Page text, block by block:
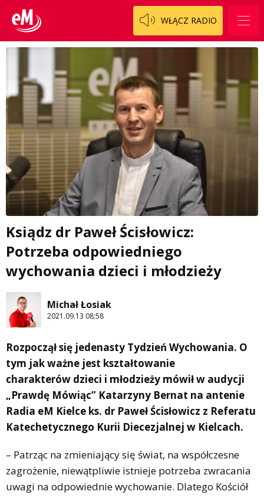
WŁĄCZ RADIO
Ksiądz dr Paweł Ścisłowicz:
Potrzeba odpowiedniego
wychowania dzieci i młodzieży
Michał Łosiak
2021.09.13 08:58
Rozpoczął się jedenasty Tydzień Wychowania. O
tym jak ważne jest kształtowanie
charakterów dzieci i młodzieży mówił w audycji
„Prawdę Mówiąc” Katarzyny Bernat na antenie
Radia eM Kielce ks. dr Paweł Ścisłowicz z Referatu
Katechetycznego Kurii Diecezjalnej w Kielcach.
– Patrząc na zmieniający się świat, na współczesne
zagrożenie, niewątpliwie istnieje potrzeba zwracania
uwagi na odpowiednie wychowanie. Dlatego Kościół